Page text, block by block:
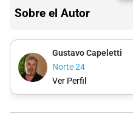
Sobre el Autor
Gustavo Capeletti
Norte 24
Ver Perfil